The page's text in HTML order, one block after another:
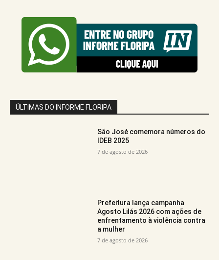
ÚLTIMAS DO INFORME FLORIPA
São José comemora números do
IDEB 2025
7 de agosto de 2026
Prefeitura lança campanha
Agosto Lilás 2026 com ações de
enfrentamento à violência contra
a mulher
7 de agosto de 2026